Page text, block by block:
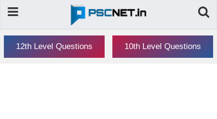
12th Level Questions 10th Level Questions